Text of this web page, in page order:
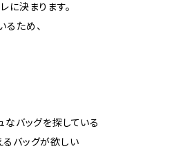
に決まります。
ため、
なバッグを探している
るバッグが欲しい